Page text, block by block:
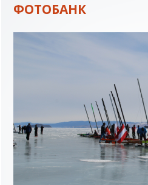
ФОТОБАНК